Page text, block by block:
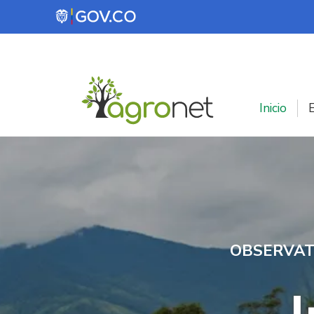
Pasar al contenido principal
Inicio